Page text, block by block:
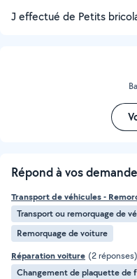
J effectué de Petits
Répond à vos
Transport de véhicules -
Transport ou remorquage de
Remorquage de voiture
Réparation voiture (2 réponses)
Changement de plaquette de